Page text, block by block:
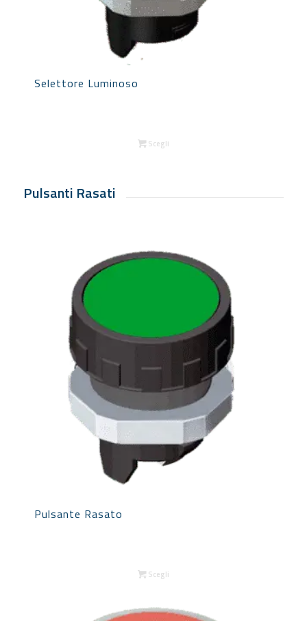
Selettore Luminoso
Scegli
Pulsanti Rasati
Pulsante Rasato
Scegli